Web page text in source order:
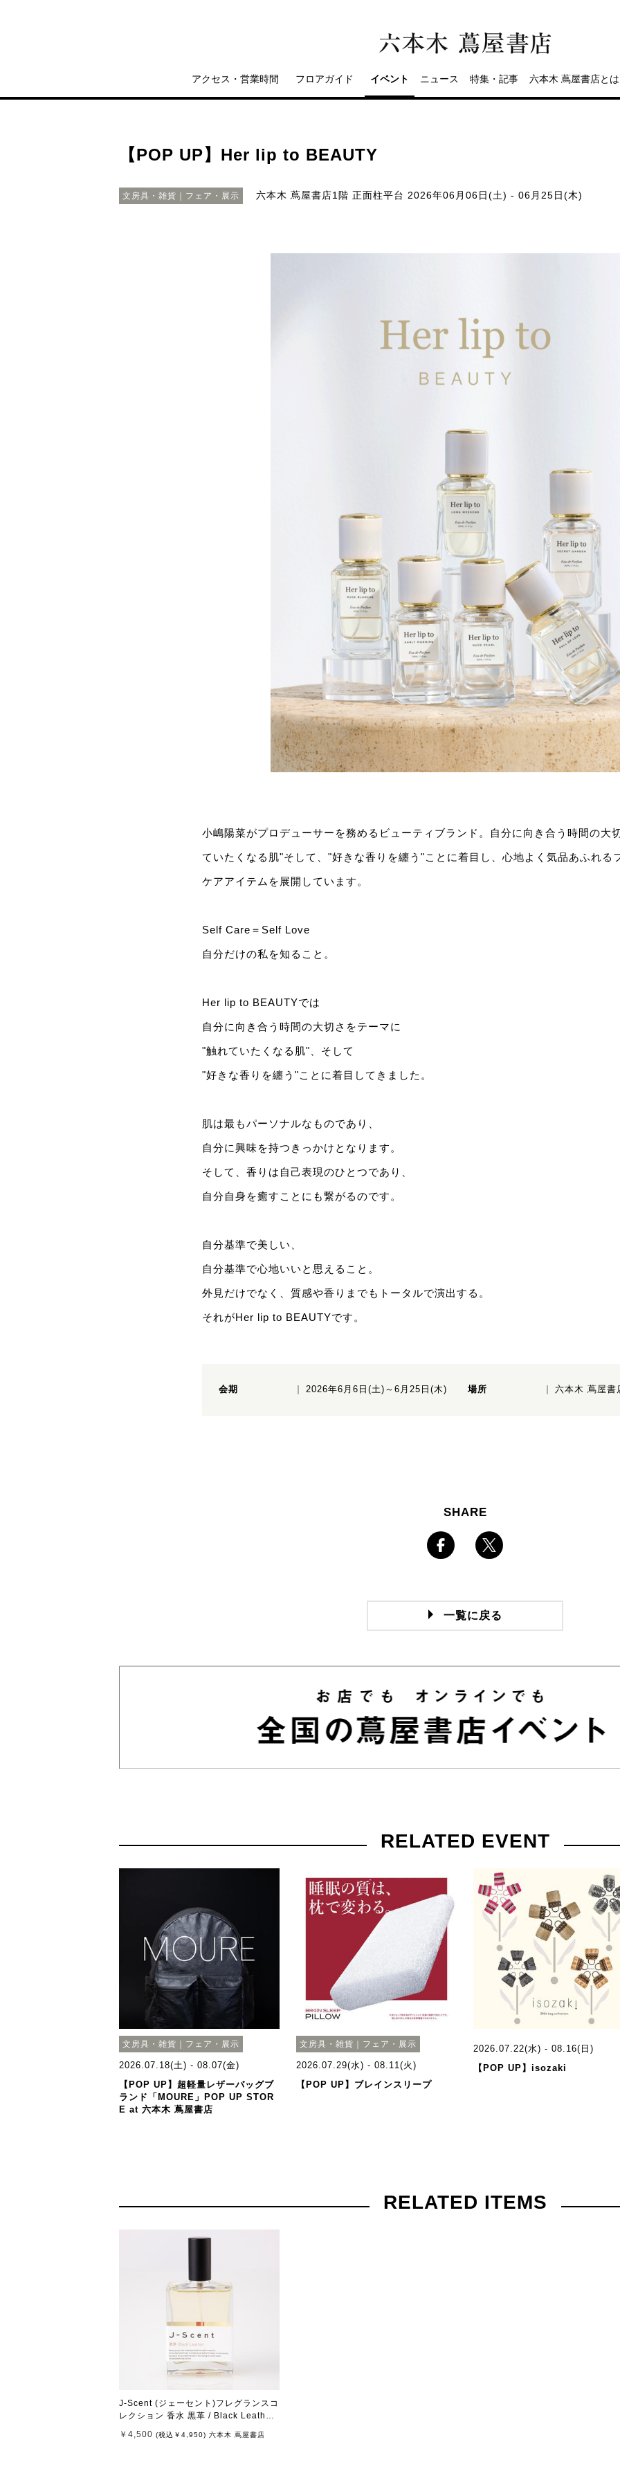
アクセス・営業時間 フロアガイド イベント ニュース 特集・記事 六本木 蔦屋書店とは
【POP UP】Her lip to BEAUTY
文房具・雑貨｜フェア・展示 六本木 蔦屋書店1階 正面柱平台 2026年06月06日(土) - 06月25日(木)
小嶋陽菜がプロデューサーを務めるビューティブランド。自分に向き合う時間の大
ていたくなる肌"そして、"好きな香りを纏う"ことに着目し、心地よく気品あふれる
ケアアイテムを展開しています。
Self Care＝Self Love
自分だけの私を知ること。
Her lip to BEAUTYでは
自分に向き合う時間の大切さをテーマに
"触れていたくなる肌"、そして
"好きな香りを纏う"ことに着目してきました。
肌は最もパーソナルなものであり、
自分に興味を持つきっかけとなります。
そして、香りは自己表現のひとつであり、
自分自身を癒すことにも繋がるのです。
自分基準で美しい、
自分基準で心地いいと思えること。
外見だけでなく、質感や香りまでもトータルで演出する。
それがHer lip to BEAUTYです。
会期 2026年6月6日(土)～6月25日(木) 場所 六本木 蔦屋書
SHARE
一覧に戻る
RELATED EVENT
文房具・雑貨｜フェア・展示
2026.07.18(土) - 08.07(金)
【POP UP】超軽量レザーバッグブ
ランド「MOURE」POP UP STOR
E at 六本木 蔦屋書店
文房具・雑貨｜フェア・展示
2026.07.29(水) - 08.11(火)
【POP UP】ブレインスリープ
2026.07.22(水) - 08.16(日)
【POP UP】isozaki
RELATED ITEMS
J-Scent (ジェーセント)フレグランスコ
レクション 香水 黒革 / Black Leather
￥4,500 (税込 ￥4,950) 六本木 蔦屋書店